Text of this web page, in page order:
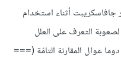
جافاسكريبت أثناء استخدام
التعرف على العلل
===